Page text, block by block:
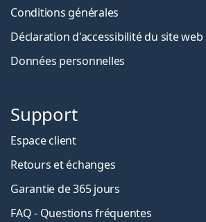
Conditions générales
Déclaration d'accessibilité du site web
Données personnelles
Support
Espace client
Retours et échanges
Garantie de 365 jours
FAQ - Questions fréquentes